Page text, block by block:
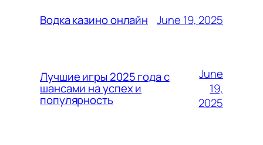
Водка казино онлайн June 19, 2025
Лучшие игры 2025 года с
шансами на успех и
популярность
June
19,
2025